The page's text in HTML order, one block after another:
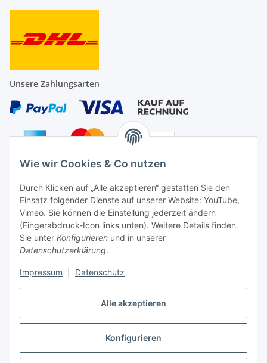
Alle akzeptieren
Konfigurieren
Wie wir Cookies & Co nutzen
Durch Klicken auf „Alle akzeptieren“ gestatten Sie den
Einsatz folgender Dienste auf unserer Website: YouTube,
Vimeo. Sie können die Einstellung jederzeit ändern
(Fingerabdruck-Icon links unten). Weitere Details finden
Sie unter Konfigurieren und in unserer
Datenschutzerklärung.
Impressum Datenschutz
Unsere Zahlungsarten
Ein Partnershop der
Vertrag widerrufen